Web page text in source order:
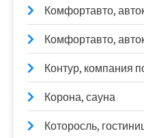
Комфортавто,
Комфортавто,
Контур, компания
Корона, сауна
Которосль,